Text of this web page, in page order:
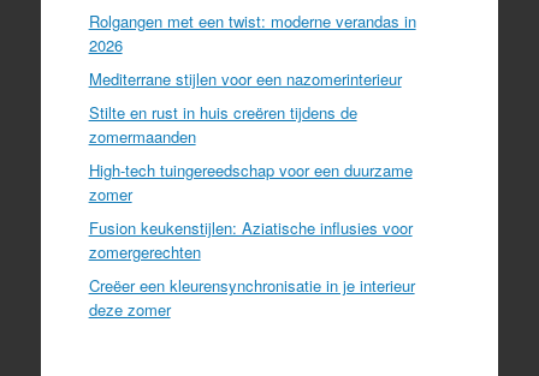
Rolgangen met een twist: moderne verandas in
2026
Mediterrane stijlen voor een nazomerinterieur
Stilte en rust in huis creëren tijdens de
zomermaanden
High-tech tuingereedschap voor een duurzame
zomer
Fusion keukenstijlen: Aziatische influsies voor
zomergerechten
Creëer een kleurensynchronisatie in je interieur
deze zomer